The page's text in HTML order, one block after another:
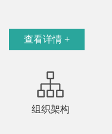
查看详情 +
组织架构